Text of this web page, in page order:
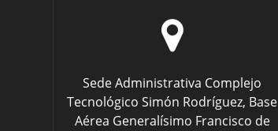
Sede Administrativa Complejo
Tecnológico Simón Rodríguez, Base
Aérea Generalísimo Francisco de